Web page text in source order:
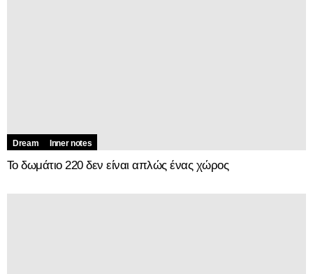
Dream Inner notes
Το δωμάτιο 220 δεν είναι απλώς ένας χώρος